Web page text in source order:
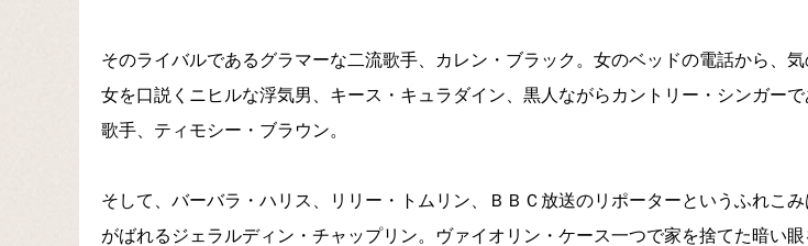
そのライバルであるグラマーな二流歌手、カレン・ブラック。女のベッドの電話から、
女を口説くニヒルな浮気男、キース・キュラダイン、黒人ながらカントリー・シンガー
歌手、ティモシー・ブラウン。
そして、バーバラ・ハリス、リリー・トムリン、ＢＢＣ放送のリポーターというふれこみ
がばれるジェラルディン・チャップリン。ヴァイオリン・ケース一つで家を捨てた暗い